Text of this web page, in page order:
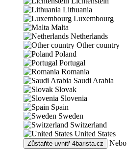
Lithuania
Luxembourg
Malta
Netherlands
Other country
Poland
Portugal
Romania
Saudi Arabia
Slovak
Slovenia
Spain
Sweden
Switzerland
United States
Zůstaňte uvnitř 4barista.cz Nebo